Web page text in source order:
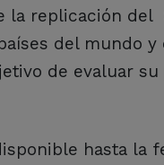
replicación del
del mundo
de evaluar
hasta la